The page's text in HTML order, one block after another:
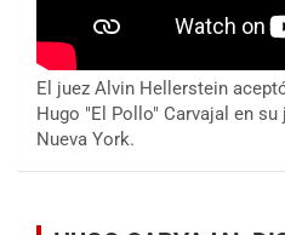
El juez Alvin Hellerstein
Hugo "El Pollo" Carvajal en
Nueva York.